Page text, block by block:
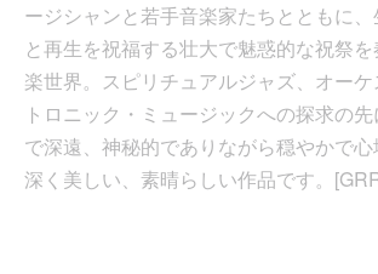
ージシャンと若手音楽家たちとともに
と再生を祝福する壮大で魅惑的な祝祭
楽世界。スピリチュアルジャズ、オー
トロニック・ミュージックへの探求の
で深遠、神秘的でありながら穏やかで
深く美しい、素晴らしい作品です。